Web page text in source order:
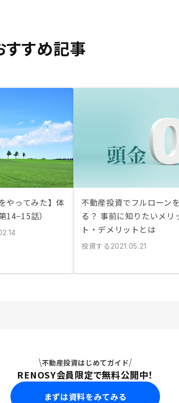
すめ記事
やってみた】体
14−15話）
不動産投資でフルローン
る？ 事前に知りたいメリ
ト・デメリットとは
投資する 2021.05.21
不動産投資はじめてガイド
RENOSY会員限定で無料公開中！
まずは資料をみてみる